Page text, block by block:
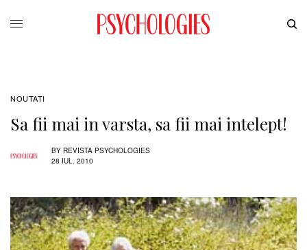
NOUTATI
Sa fii mai in varsta, sa fii mai intelept!
BY REVISTA PSYCHOLOGIES
28 IUL. 2010